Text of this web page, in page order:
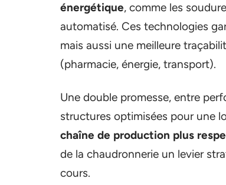
énergétique, comme les
automatisé. Ces technologies
mais aussi une meilleure
(pharmacie, énergie, transport).
Une double promesse, entre
structures optimisées pour une
chaîne de production plus
de la chaudronnerie un levier
cours.